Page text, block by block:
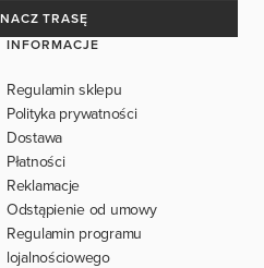
TRASĘ
INFORMACJE
Regulamin sklepu
Polityka prywatności
Dostawa
Płatności
Reklamacje
Odstąpienie od umowy
Regulamin programu
lojalnościowego